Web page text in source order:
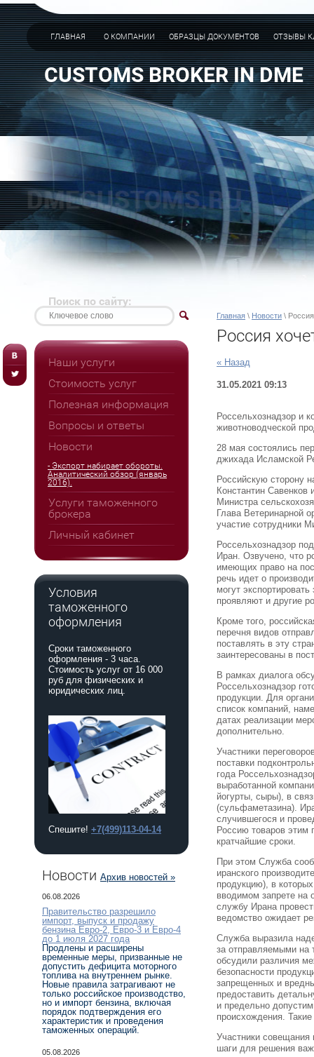
ГЛАВНАЯ О КОМПАНИИ ОБРАЗЦЫ ДОКУМЕНТОВ ОТЗЫВЫ
CUSTOMS BROKER IN DME
Главная \ Новости \
Россия
« Назад
31.05.2021 09:13
Россельхознадзор и
животноводческой
28 мая состоялись
джихада Исламской
Российскую сторону
Константин
Министра
Глава Ветеринарной
участие сотрудники
Россельхознадзор
Иран. Озвучено, что
имеющих право на
речь идет о
могут
проявляют и другие
Кроме того,
перечня видов
поставлять в эту
заинтересованы в
В рамках диалога
Россельхознадзор
продукции. Для
список компаний,
датах реализации
дополнительно.
Участники
поставки
года
выработанной
йогурты, сыры), в
(сульфаметазина).
случившегося и
Россию товаров этим
кратчайшие сроки.
При этом Служба
иранского
продукцию), в
вводимом запрете на
службу Ирана
ведомство ожидает
Служба выразила
за отправляемыми на
обсудили различия
безопасности
запрещенных и
предоставить
и предельно
происхождения.
Участники совещания
шаги для решения
Поиск по сайту:
Наши услуги
Стоимость услуг
Полезная информация
Вопросы и ответы
Новости
- Экспорт набирает обороты.
Аналитический обзор (январь
2016).
Услуги таможенного
брокера
Личный кабинет
Условия
таможенного
оформления
Сроки таможенного
оформления - 3 часа.
Стоимость услуг от 16 000
руб для физических и
юридических лиц.
Спешите! +7(499)113-04-14
Новости Архив новостей »
06.08.2026
Правительство разрешило
импорт, выпуск и продажу
бензина Евро-2, Евро-3 и Евро-4
до 1 июля 2027 года
Продлены и расширены
временные меры, призванные не
допустить дефицита моторного
топлива на внутреннем рынке.
Новые правила затрагивают не
только российское производство,
но и импорт бензина, включая
порядок подтверждения его
характеристик и проведения
таможенных операций.
05.08.2026